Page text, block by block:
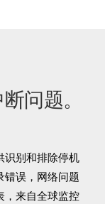
问题。
识别和排除停机
错误，网络问题
，来自全球监控